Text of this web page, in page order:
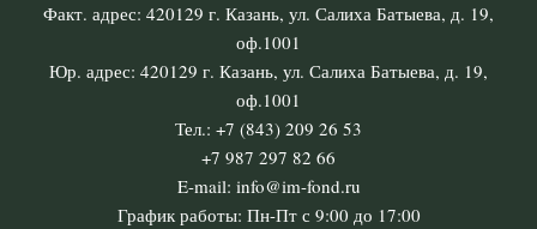
Факт. адрес: 420129 г. Казань, ул. Салиха Батыева, д. 19,
оф.1001
Юр. адрес: 420129 г. Казань, ул. Салиха Батыева, д. 19,
оф.1001
Тел.: +7 (843) 209 26 53
+7 987 297 82 66
E-mail: info@im-fond.ru
График работы: Пн-Пт с 9:00 до 17:00